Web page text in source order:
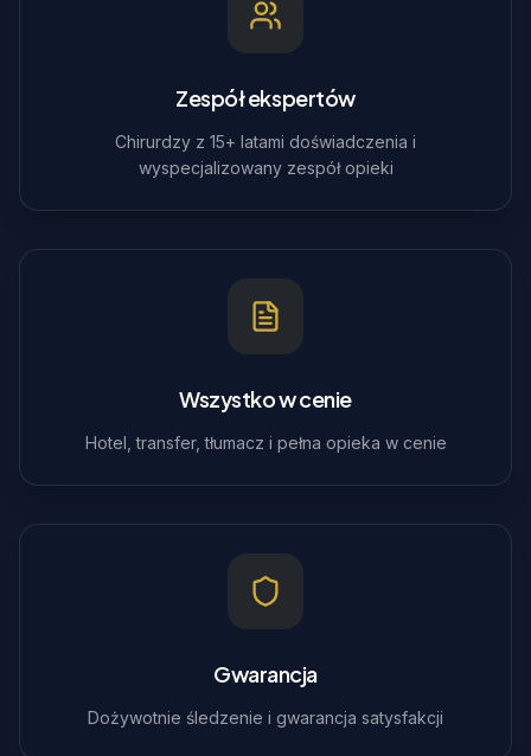
Zespół ekspertów
Chirurdzy z 15+ latami doświadczenia i
wyspecjalizowany zespół opieki
Wszystko w cenie
Hotel, transfer, tłumacz i pełna opieka w cenie
Gwarancja
Dożywotnie śledzenie i gwarancja satysfakcji